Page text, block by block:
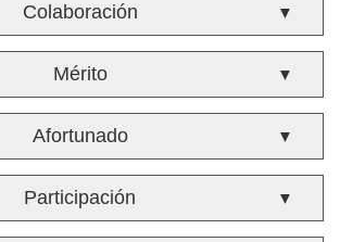
Colaboración ▼
Mérito ▼
Afortunado ▼
Participación ▼